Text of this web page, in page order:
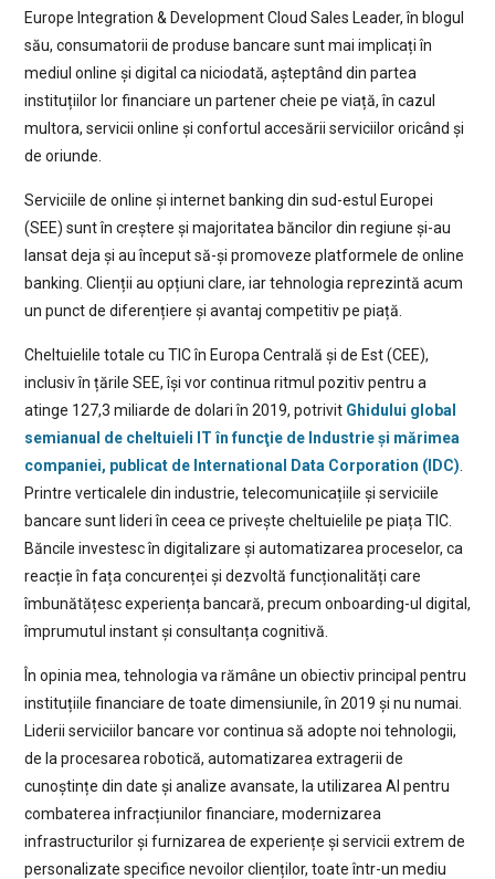
Europe Integration & Development Cloud Sales Leader, în blogul
său, consumatorii de produse bancare sunt mai implicați în
mediul online și digital ca niciodată, așteptând din partea
instituțiilor lor financiare un partener cheie pe viață, în cazul
multora, servicii online și confortul accesării serviciilor oricând și
de oriunde.
Serviciile de online și internet banking din sud-estul Europei
(SEE) sunt în creștere și majoritatea băncilor din regiune și-au
lansat deja și au început să-și promoveze platformele de online
banking. Clienții au opțiuni clare, iar tehnologia reprezintă acum
un punct de diferențiere și avantaj competitiv pe piață.
Cheltuielile totale cu TIC în Europa Centrală și de Est (CEE),
inclusiv în țările SEE, își vor continua ritmul pozitiv pentru a
atinge 127,3 miliarde de dolari în 2019, potrivit Ghidului global
semianual de cheltuieli IT în funcţie de Industrie și mărimea
companiei, publicat de International Data Corporation (IDC)
Printre verticalele din industrie, telecomunicațiile și serviciile
bancare sunt lideri în ceea ce privește cheltuielile pe piața TIC.
Băncile investesc în digitalizare și automatizarea proceselor, ca
reacție în fața concurenței și dezvoltă funcționalități care
îmbunătățesc experiența bancară, precum onboarding-ul digital,
împrumutul instant și consultanța cognitivă.
În opinia mea, tehnologia va rămâne un obiectiv principal pentru
instituțiile financiare de toate dimensiunile, în 2019 și nu numai.
Liderii serviciilor bancare vor continua să adopte noi tehnologii,
de la procesarea robotică, automatizarea extragerii de
cunoștințe din date și analize avansate, la utilizarea AI pentru
combaterea infracțiunilor financiare, modernizarea
infrastructurilor și furnizarea de experiențe și servicii extrem de
personalizate specifice nevoilor clienților, toate într-un mediu